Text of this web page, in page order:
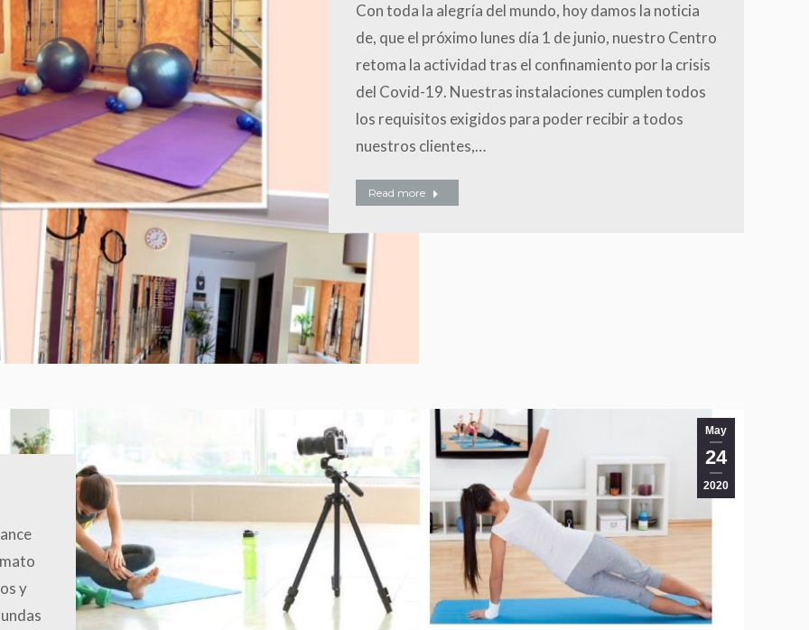
Con toda la alegría del mundo, hoy damos la noticia
de, que el próximo lunes día 1 de junio, nuestro Centro
retoma la actividad tras el confinamiento por la crisis
del Covid-19. Nuestras instalaciones cumplen todos
los requisitos exigidos para poder recibir a todos
nuestros clientes,…
Read more
May
24
2020
y